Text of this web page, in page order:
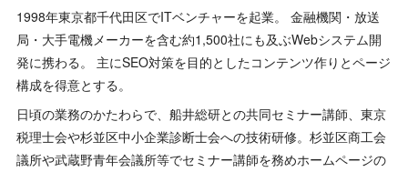
1998年東京都千代田区でITベンチャーを起業。 金融機関・放送
局・大手電機メーカーを含む約1,500社にも及ぶWebシステム開
発に携わる。 主にSEO対策を目的としたコンテンツ作りとページ
構成を得意とする。
日頃の業務のかたわらで、船井総研との共同セミナー講師、東京
税理士会や杉並区中小企業診断士会への技術研修。杉並区商工会
議所や武蔵野青年会議所等でセミナー講師を務めホームページの